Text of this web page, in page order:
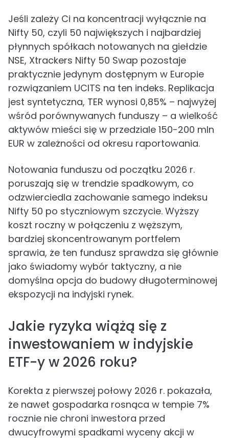
Jeśli zależy Ci na koncentracji wyłącznie na
Nifty 50, czyli 50 największych i najbardziej
płynnych spółkach notowanych na giełdzie
NSE, Xtrackers Nifty 50 Swap pozostaje
praktycznie jedynym dostępnym w Europie
rozwiązaniem UCITS na ten indeks. Replikacja
jest syntetyczna, TER wynosi 0,85% – najwyżej
wśród porównywanych funduszy – a wielkość
aktywów mieści się w przedziale 150-200 mln
EUR w zależności od okresu raportowania.
Notowania funduszu od początku 2026 r.
poruszają się w trendzie spadkowym, co
odzwierciedla zachowanie samego indeksu
Nifty 50 po styczniowym szczycie. Wyższy
koszt roczny w połączeniu z węższym,
bardziej skoncentrowanym portfelem
sprawia, że ten fundusz sprawdza się głównie
jako świadomy wybór taktyczny, a nie
domyślna opcja do budowy długoterminowej
ekspozycji na indyjski rynek.
Jakie ryzyka wiążą się z
inwestowaniem w indyjskie
ETF-y w 2026 roku?
Korekta z pierwszej połowy 2026 r. pokazała,
że nawet gospodarka rosnąca w tempie 7%
rocznie nie chroni inwestora przed
dwucyfrowymi spadkami wyceny akcji w